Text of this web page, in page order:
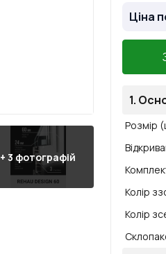
+3 фотографій
Ціна
1.
Розмір
Колір
Колір